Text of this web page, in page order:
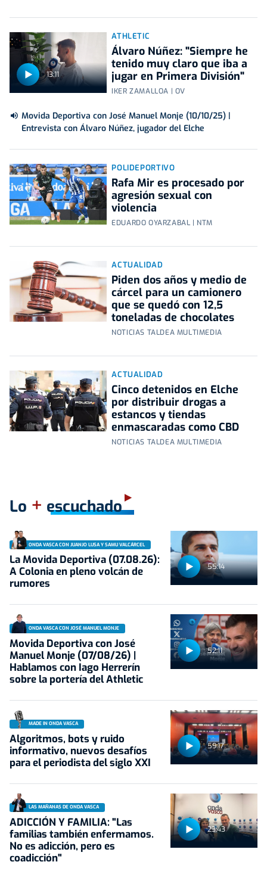
13:11
ATHLETIC
Álvaro Núñez: "Siempre he
tenido muy claro que iba a
jugar en Primera División"
IKER ZAMALLOA | OV
Movida Deportiva con José Manuel Monje (10/10/25) |
Entrevista con Álvaro Núñez, jugador del Elche
POLIDEPORTIVO
Rafa Mir es procesado por
agresión sexual con
violencia
EDUARDO OYARZABAL | NTM
ACTUALIDAD
Piden dos años y medio de
cárcel para un camionero
que se quedó con 12,5
toneladas de chocolates
NOTICIAS TALDEA MULTIMEDIA
ACTUALIDAD
Cinco detenidos en Elche
por distribuir drogas a
estancos y tiendas
enmascaradas como CBD
NOTICIAS TALDEA MULTIMEDIA
Lo + escuchado
55:14
ONDA VASCA CON JUANJO LUSA Y SAMU VALCÁRCEL
La Movida Deportiva (07.08.26):
A Colonia en pleno volcán de
rumores
52:11
ONDA VASCA CON JOSÉ MANUEL MONJE
Movida Deportiva con José
Manuel Monje (07/08/26) |
Hablamos con Iago Herrerín
sobre la portería del Athletic
59:17
MADE IN ONDA VASCA
Algoritmos, bots y ruido
informativo, nuevos desafíos
para el periodista del siglo XXI
23:43
LAS MAÑANAS DE ONDA VASCA
ADICCIÓN Y FAMILIA: "Las
familias también enfermamos.
No es adicción, pero es
coadicción"